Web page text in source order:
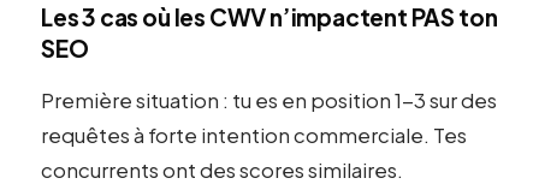
Les 3 cas où les CWV n’impactent PAS ton
SEO
Première situation : tu es en position 1-3 sur des
requêtes à forte intention commerciale. Tes
concurrents ont des scores similaires.